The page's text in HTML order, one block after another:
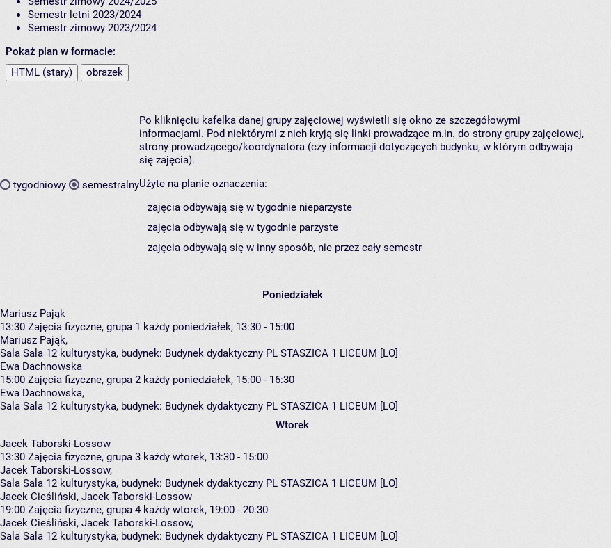
Semestr letni 2023/2024
Semestr zimowy 2023/2024
Pokaż plan w formacie:
HTML (stary)
obrazek
tygodniowy semestralny
Po kliknięciu kafelka danej grupy zajęciowej wyświetli się okno ze szczegółowymi
informacjami. Pod niektórymi z nich kryją się linki prowadzące m.in. do strony grupy zajęciowej,
strony prowadzącego/koordynatora (czy informacji dotyczących budynku, w którym odbywają
się zajęcia).
Użyte na planie oznaczenia:
zajęcia odbywają się w tygodnie nieparzyste
zajęcia odbywają się w tygodnie parzyste
zajęcia odbywają się w inny sposób, nie przez cały semestr
Poniedziałek
Mariusz Pająk
13:30 Zajęcia fizyczne, grupa 1 każdy poniedziałek, 13:30 - 15:00
Mariusz Pająk,
Sala Sala 12 kulturystyka, budynek: Budynek dydaktyczny PL STASZICA 1 LICEUM [LO]
Ewa Dachnowska
15:00 Zajęcia fizyczne, grupa 2 każdy poniedziałek, 15:00 - 16:30
Ewa Dachnowska,
Sala Sala 12 kulturystyka, budynek: Budynek dydaktyczny PL STASZICA 1 LICEUM [LO]
Wtorek
Jacek Taborski-Lossow
13:30 Zajęcia fizyczne, grupa 3 każdy wtorek, 13:30 - 15:00
Jacek Taborski-Lossow,
Sala Sala 12 kulturystyka, budynek: Budynek dydaktyczny PL STASZICA 1 LICEUM [LO]
Jacek Cieśliński, Jacek Taborski-Lossow
19:00 Zajęcia fizyczne, grupa 4 każdy wtorek, 19:00 - 20:30
Jacek Cieśliński, Jacek Taborski-Lossow,
Sala Sala 12 kulturystyka, budynek: Budynek dydaktyczny PL STASZICA 1 LICEUM [LO]